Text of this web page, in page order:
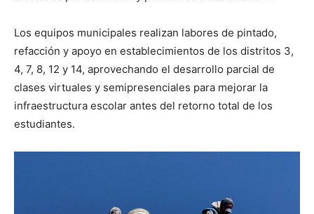
Los equipos municipales realizan labores de pintado,
refacción y apoyo en establecimientos de los distritos 3,
4, 7, 8, 12 y 14, aprovechando el desarrollo parcial de
clases virtuales y semipresenciales para mejorar la
infraestructura escolar antes del retorno total de los
estudiantes.